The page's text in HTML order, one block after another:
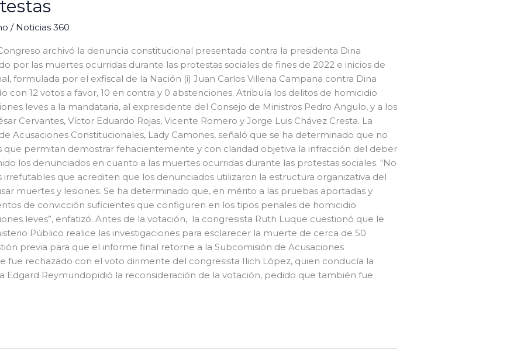
/ Noticias 360
archivó la denuncia constitucional presentada contra la presidenta Dina
por las muertes ocurridas durante las protestas sociales de fines de 2022 e inicios de
formulada por el exfiscal de la Nación (i) Juan Carlos Villena Campana contra Dina
con 12 votos a favor, 10 en contra y 0 abstenciones. Atribuía los delitos de homicidio
leves a la mandataria, al expresidente del Consejo de Ministros Pedro Angulo, y a los
Cervantes, Víctor Eduardo Rojas, Vicente Romero y Jorge Luis Chávez Cresta. La
Acusaciones Constitucionales, Lady Camones, señaló que se ha determinado que no
permitan demostrar fehacientemente y con claridad objetiva la infracción del deber
los denunciados en cuanto a las muertes ocurridas durante las protestas sociales. “No
que acrediten que los denunciados utilizaron la estructura organizativa del
muertes y lesiones. Se ha determinado que, en mérito a las pruebas aportadas y
de convicción suficientes que configuren en los tipos penales de homicidio
leves”, enfatizó. Antes de la votación, la congresista Ruth Luque cuestionó que le
Público realice las investigaciones para esclarecer la muerte de cerca de 50
previa para que el informe final retorne a la Subcomisión de Acusaciones
fue rechazado con el voto dirimente del congresista Ilich López, quien conducía la
Edgard Reymundopidió la reconsideración de la votación, pedido que también fue